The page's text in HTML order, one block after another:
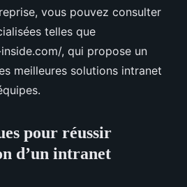
vous pouvez consulter
telles que
, qui propose un
meilleures solutions intranet
pour réussir
d’un intranet